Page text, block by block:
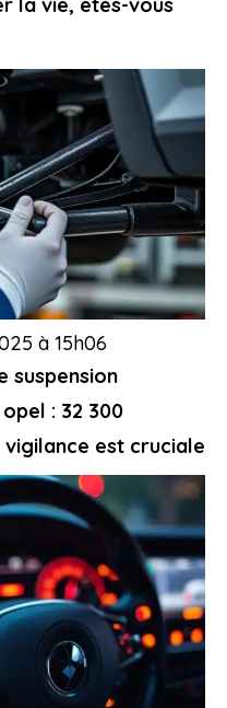
suspension
: 32 300
est cruciale
à 15h06